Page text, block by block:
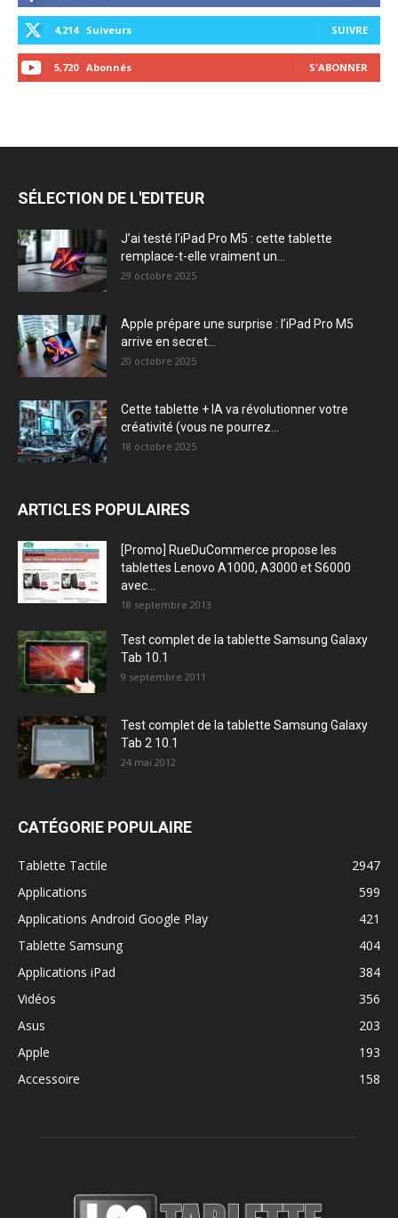
4,214 Suiveurs SUIVRE
5,720 Abonnés S'ABONNER
SÉLECTION DE L'EDITEUR
J’ai testé l’iPad Pro M5 : cette tablette
remplace-t-elle vraiment un...
29 octobre 2025
Apple prépare une surprise : l’iPad Pro M5
arrive en secret...
20 octobre 2025
Cette tablette + IA va révolutionner votre
créativité (vous ne pourrez...
18 octobre 2025
ARTICLES POPULAIRES
[Promo] RueDuCommerce propose les
tablettes Lenovo A1000, A3000 et S6000
avec...
18 septembre 2013
Test complet de la tablette Samsung Galaxy
Tab 10.1
9 septembre 2011
Test complet de la tablette Samsung Galaxy
Tab 2 10.1
24 mai 2012
CATÉGORIE POPULAIRE
Tablette Tactile
2947
Applications
599
Applications Android Google Play
421
Tablette Samsung
404
Applications iPad
384
Vidéos
356
Asus
203
Apple
193
Accessoire
158